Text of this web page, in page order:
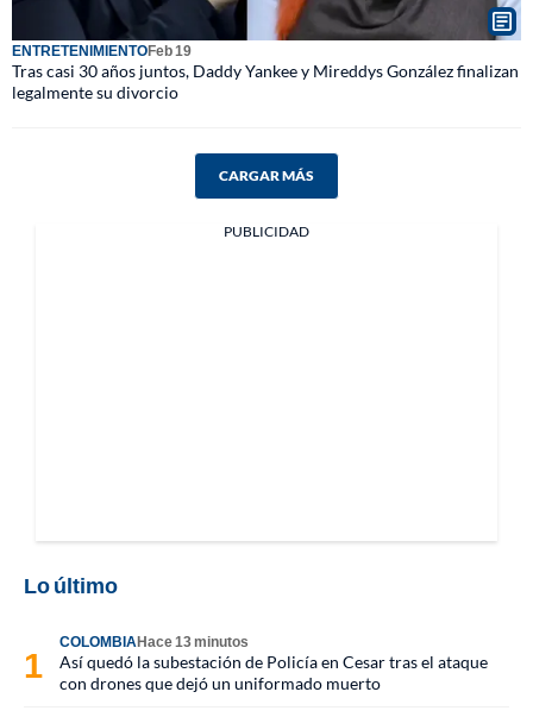
ENTRETENIMIENTOFeb 19
Tras casi 30 años juntos, Daddy Yankee y Mireddys González finalizan
legalmente su divorcio
CARGAR MÁS
PUBLICIDAD
Lo último
COLOMBIAHace 13 minutos
Así quedó la subestación de Policía en Cesar tras el ataque
con drones que dejó un uniformado muerto